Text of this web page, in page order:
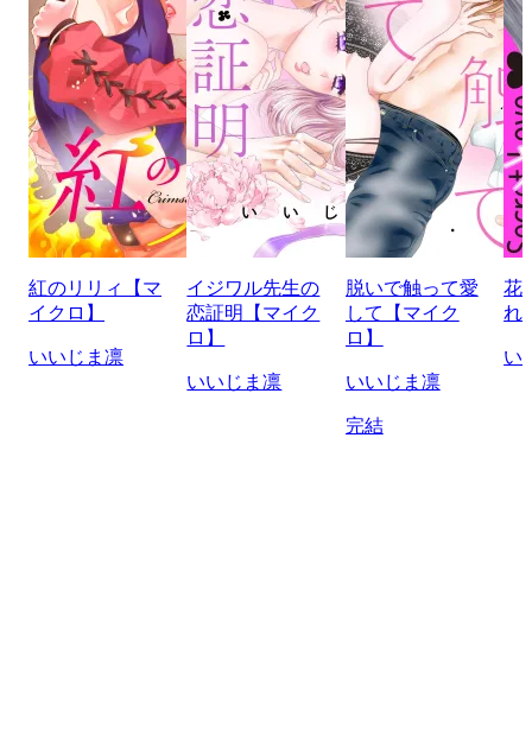
紅のリリィ【マ
イクロ】
いいじま凛
イジワル先生の
恋証明【マイク
ロ】
いいじま凛
脱いで触って愛
して【マイク
ロ】
いいじま凛
完結
花
れ
い